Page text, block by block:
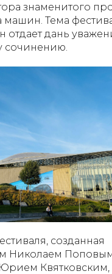
знаменитого
машин. Тема
отдает дань
сочинению.
созданная
Николаем
Квятковским,